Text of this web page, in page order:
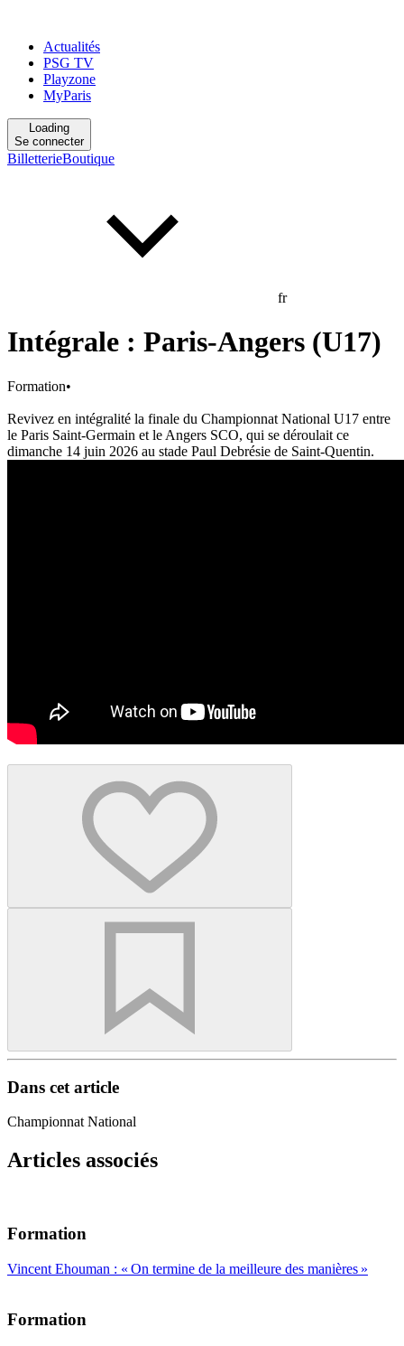
Actualités
PSG TV
Playzone
MyParis
Loading
Se connecter
BilletterieBoutique
fr
Intégrale : Paris-Angers (U17)
Formation•
Revivez en intégralité la finale du Championnat National U17 entre
le Paris Saint-Germain et le Angers SCO, qui se déroulait ce
dimanche 14 juin 2026 au stade Paul Debrésie de Saint-Quentin.
Dans cet article
Championnat National
Articles associés
Formation
Vincent Ehouman : « On termine de la meilleure des manières »
Formation